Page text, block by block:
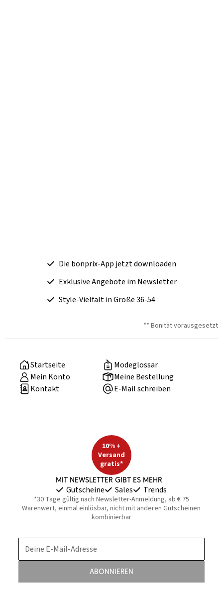
Die bonprix-App jetzt downloaden
Exklusive Angebote im Newsletter
Style-Vielfalt in Größe 36-54
** Bonität vorausgesetzt
Startseite
Modeglossar
Mein Konto
Meine Bestellung
Kontakt
E-Mail schreiben
10% +
Versand
gratis*
Mit Newsletter gibt es mehr
Gutscheine Sales Trends
*30 Tage gültig nach Newsletter-Anmeldung, ab € 75
Warenwert, einmal einlösbar, nicht mit anderen Gutscheinen
kombinierbar
Deine E-Mail-Adresse
Abonnieren